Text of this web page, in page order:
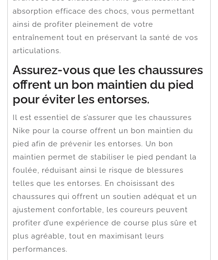
absorption efficace des chocs, vous permettant
ainsi de profiter pleinement de votre
entraînement tout en préservant la santé de vos
articulations.
Assurez-vous que les chaussures
offrent un bon maintien du pied
pour éviter les entorses.
Il est essentiel de s’assurer que les chaussures
Nike pour la course offrent un bon maintien du
pied afin de prévenir les entorses. Un bon
maintien permet de stabiliser le pied pendant la
foulée, réduisant ainsi le risque de blessures
telles que les entorses. En choisissant des
chaussures qui offrent un soutien adéquat et un
ajustement confortable, les coureurs peuvent
profiter d’une expérience de course plus sûre et
plus agréable, tout en maximisant leurs
performances.